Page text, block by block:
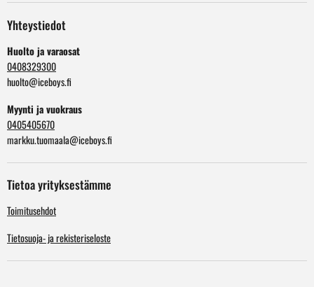
Yhteystiedot
Huolto ja varaosat
0408329300
huolto@iceboys.fi
Myynti ja vuokraus
0405405670
markku.tuomaala@iceboys.fi
Tietoa yrityksestämme
Toimitusehdot
Tietosuoja- ja rekisteriseloste